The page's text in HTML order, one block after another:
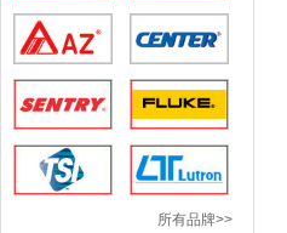
所有品牌>>